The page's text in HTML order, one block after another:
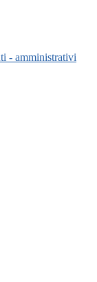
- amministrativi